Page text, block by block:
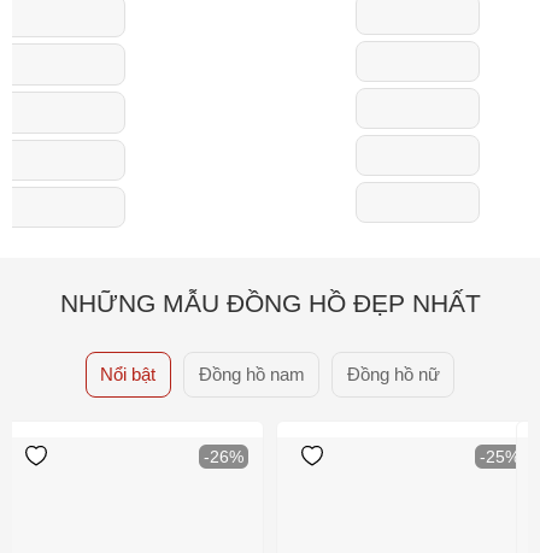
NHỮNG MẪU ĐỒNG HỒ ĐẸP NHẤT
Nổi bật Đồng hồ nam Đồng hồ nữ
-26% -25%